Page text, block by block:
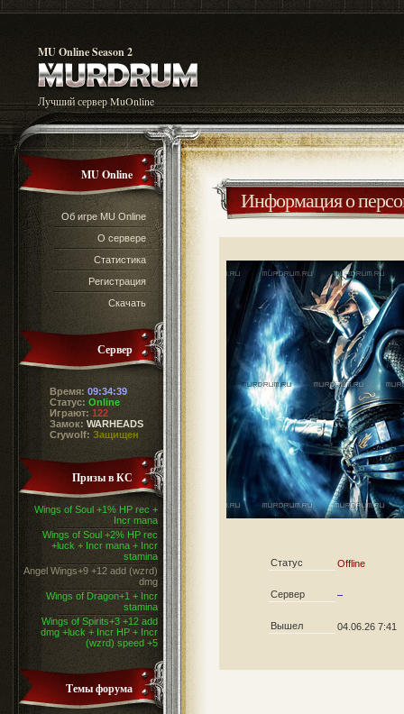
MU Online Season 2
Лучший сервер MuOnline
MU Online
Об игре MU Online
О сервере
Статистика
Регистрация
Скачать
Сервер
Время: 09:34:40
Статус: Online
Играют: 122
Замок: WARHEADS
Crywolf: Защищен
Призы в КС
Wings of Soul +1% HP rec +
Incr mana
Wings of Soul +2% HP rec
+luck + Incr mana + Incr
stamina
Angel Wings+9 +12 add (wzrd)
dmg
Wings of Dragon+1 + Incr
stamina
Wings of Spirits+3 +12 add
dmg +luck + Incr HP + Incr
(wzrd) speed +5
Темы форума
Информация о
Статус Offline
Сервер –
Вышел 04.06.26 7:41